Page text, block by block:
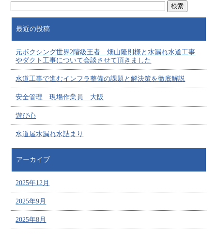
最近の投稿
元ボクシング世界2階級王者 畑山隆則様と水漏れ水道工事
やダクト工事について会談させて頂きました
水道工事で進むインフラ整備の課題と解決策を徹底解説
安全管理 現場作業員 大阪
遊び心
水道屋水漏れ水詰まり
アーカイブ
2025年12月
2025年9月
2025年8月